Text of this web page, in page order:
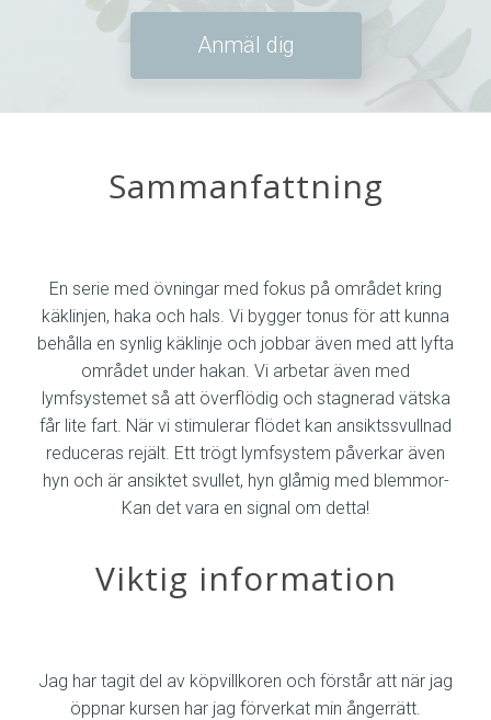
Anmäl dig
Sammanfattning
En serie med övningar med fokus på området kring
käklinjen, haka och hals. Vi bygger tonus för att kunna
behålla en synlig käklinje och jobbar även med att lyfta
området under hakan. Vi arbetar även med
lymfsystemet så att överflödig och stagnerad vätska
får lite fart. När vi stimulerar flödet kan ansiktssvullnad
reduceras rejält. Ett trögt lymfsystem påverkar även
hyn och är ansiktet svullet, hyn glåmig med blemmor-
Kan det vara en signal om detta!
Viktig information
Jag har tagit del av köpvillkoren och förstår att när jag
öppnar kursen har jag förverkat min ångerrätt.